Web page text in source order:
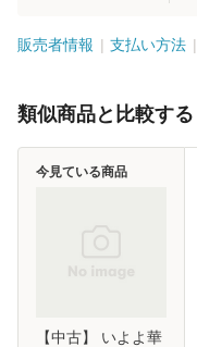
販売者情報 支払い方法
類似商品と比較する
【中古】 いよよ華
今見ている商品